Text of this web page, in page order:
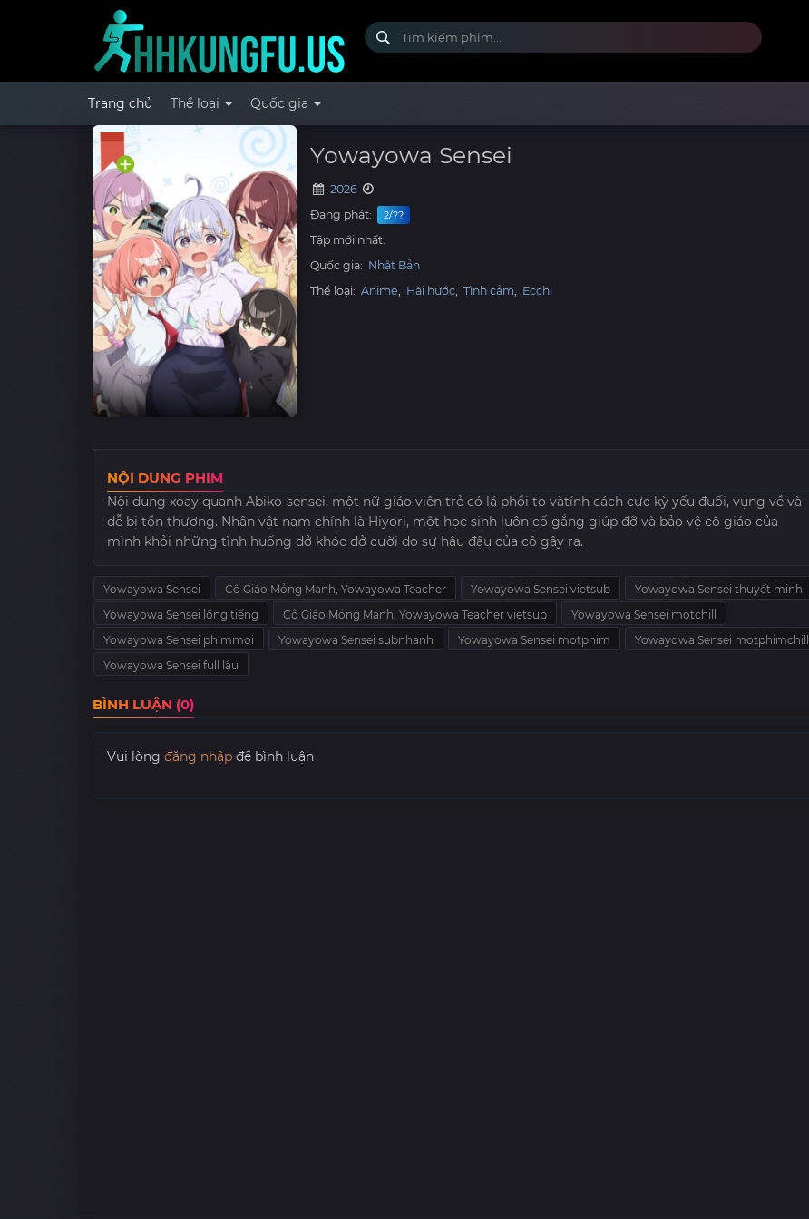
Trang chủ Thể loại Quốc gia
Yowayowa Sensei
2026
Đang phát:
2/??
Tập mới nhất:
Quốc gia: Nhật Bản
Thể loại: Anime, Hài hước, Tình cảm, Ecchi
NỘI DUNG PHIM
Nội dung xoay quanh Abiko-sensei, một nữ giáo viên trẻ có lá phổi to vàtính cách cực kỳ yếu đuối, vụng về và
dễ bị tổn thương. Nhân vật nam chính là Hiyori, một học sinh luôn cố gắng giúp đỡ và bảo vệ cô giáo của
mình khỏi những tình huống dở khóc dở cười do sự hậu đậu của cô gây ra.
Yowayowa Sensei Cô Giáo Mỏng Manh, Yowayowa Teacher Yowayowa Sensei vietsub
Yowayowa Sensei thuyết minh
Yowayowa Sensei lồng tiếng
Cô Giáo Mỏng Manh, Yowayowa Teacher vietsub
Yowayowa Sensei motchill
Yowayowa Sensei phimmoi
Yowayowa Sensei subnhanh Yowayowa Sensei motphim
Yowayowa Sensei motphimchill
Yowayowa Sensei full lậu
BÌNH LUẬN (0)
Vui lòng đăng nhập để bình luận